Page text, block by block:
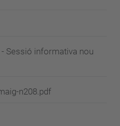
- Sessió informativa nou
n208.pdf